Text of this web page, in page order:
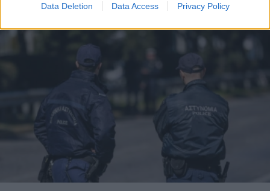
Data Deletion Data Access Privacy Policy